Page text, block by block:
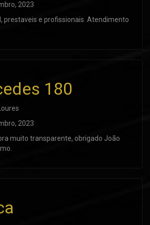
2023
prestaveis e profissionais. Atendimento
180
2023
muito transparente, obrigado João